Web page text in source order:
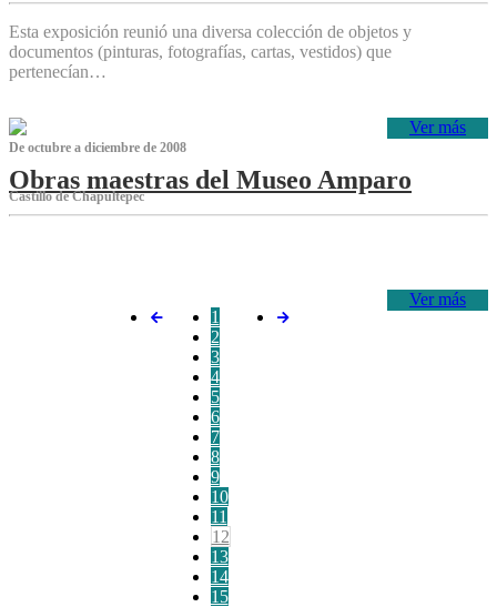
Esta exposición reunió una diversa colección de objetos y
documentos (pinturas, fotografías, cartas, vestidos) que
pertenecían…
Ver más
De octubre a diciembre de 2008
Obras maestras del Museo Amparo
Castillo de Chapultepec
Ver más
1
2
3
4
5
6
7
8
9
10
11
12
13
14
15